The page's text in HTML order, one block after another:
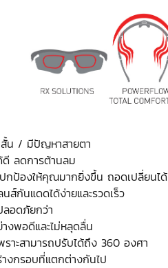
สั้น / มีปัญหาสายตา
ดี ลดการต้านลม
กป้องให้คุณมากยิ่งขึ้น ถอดเปลี่ยนได้
ส์กันแดดได้ง่ายและรวดเร็ว
อดภัยกว่า
งพอดีและไม่หลุดลื่น
าะสามารถปรับได้ถึง 360 องศา
งกรอบที่แตกต่างกันไป